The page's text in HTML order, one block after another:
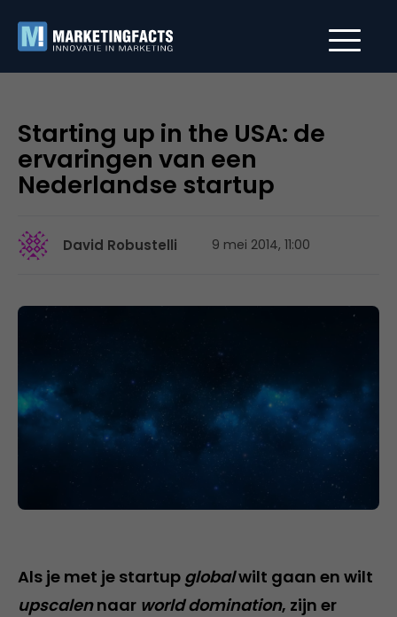
Starting up in the USA: de
ervaringen van een
Nederlandse startup
David Robustelli 9 mei 2014, 11:00
Als je met je startup globalwilt gaan en wilt
upscalennaar world domination, zijn er